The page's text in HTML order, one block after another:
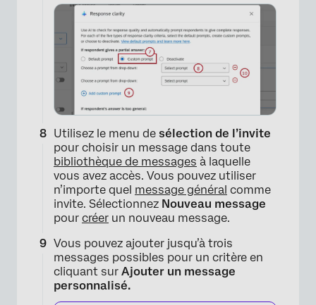
Utilisez le menu de sélection de l’invite
pour choisir un message dans toute
bibliothèque de messages à laquelle
vous avez accès. Vous pouvez utiliser
n’importe quel message général comme
invite. Sélectionnez Nouveau message
pour créer un nouveau message.
Vous pouvez ajouter jusqu’à trois
messages possibles pour un critère en
cliquant sur Ajouter un message
personnalisé.